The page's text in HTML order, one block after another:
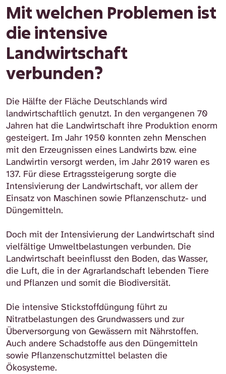
Mit welchen Problemen ist
die intensive
Landwirtschaft
verbunden?
Die Hälfte der Fläche Deutschlands wird
landwirtschaftlich genutzt. In den vergangenen 70
Jahren hat die Landwirtschaft ihre Produktion enorm
gesteigert. Im Jahr 1950 konnten zehn Menschen
mit den Erzeugnissen eines Landwirts bzw. eine
Landwirtin versorgt werden, im Jahr 2019 waren es
137. Für diese Ertragssteigerung sorgte die
Intensivierung der Landwirtschaft, vor allem der
Einsatz von Maschinen sowie Pflanzenschutz- und
Düngemitteln.
Doch mit der Intensivierung der Landwirtschaft sind
vielfältige Umweltbelastungen verbunden. Die
Landwirtschaft beeinflusst den Boden, das Wasser,
die Luft, die in der Agrarlandschaft lebenden Tiere
und Pflanzen und somit die ⁠Biodiversität⁠.
Die intensive Stickstoffdüngung führt zu
Nitratbelastungen des Grundwassers und zur
Überversorgung von Gewässern mit Nährstoffen.
Auch andere Schadstoffe aus den Düngemitteln
sowie Pflanzenschutzmittel belasten die
Ökosysteme.